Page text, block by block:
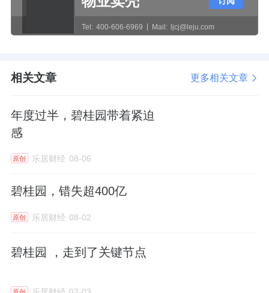
三期曾一度涨到均价4.3万/ 平。
贝壳找房
数据显示，项目附近的二手房华南新
这两个小区，最早的在2001年已建成，楼龄最
久的至今已二十多年。
广地花园作为一手房，房价甚至连二手房都比
正在以价换量。
回看过去两年的情况，广地花园的去化并不那
Tel: 400-606-6969 Mail: ljcj@leju.com
相关文章 更多相关文章
年度过半，碧桂园带着紧迫
感
原创 乐居财经 08-06
碧桂园，错失超400亿
原创 乐居财经 08-02
碧桂园 ，走到了关键节点
原创